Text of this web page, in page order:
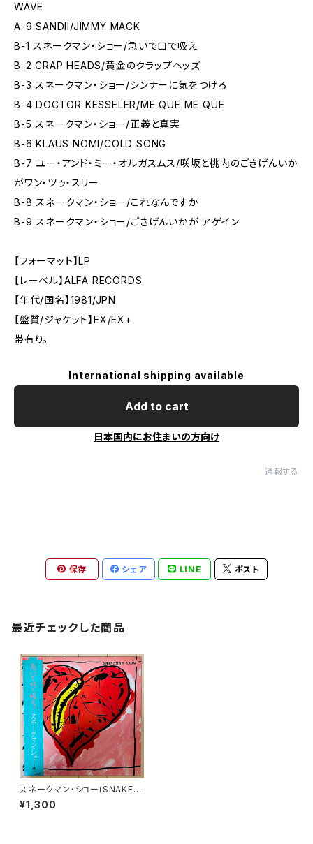
WAVE
A-9 SANDII/JIMMY MACK
B-1 スネークマン・ショー/急いで口で吸え
B-2 CRAP HEADS/黄金のクラップヘッズ
B-3 スネークマン・ショー/シンナーに気をつけろ
B-4 DOCTOR KESSELER/ME QUE ME QUE
B-5 スネークマン・ショー/正義と真実
B-6 KLAUS NOMI/COLD SONG
B-7 ユー・アンド・ミー・オルガスムス/咲坂と桃内のごきげんいか
がワン・ツゥ・スリー
B-8 スネークマン・ショー/これなんですか
B-9 スネークマン・ショー/ごきげんいかが アゲイン
【フォーマット】LP
【レーベル】ALFA RECORDS
【年代/国名】1981/JPN
【盤質/ジャケット】EX/EX+
帯有り。
International shipping available
Add to cart
日本国内にお住まいの方向け
通報する
保存 シェア LINE ポスト
最近チェックした商品
スネークマン・ショー(SNAKEM
AN SHOW) / 急いで口で吸え！
¥1,300